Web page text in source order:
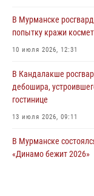
дебошира на
03 августа 2026, 09:12
Сотрудники
по
Сотрудники
В Мурманске
попытку кражи
10 июля 2026, 12:31
В Кандалакше
дебошира,
гостинице
13 июля 2026, 09:11
В Мурманске
«Динамо бежит 2026»